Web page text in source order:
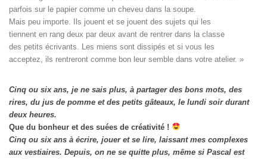
parfois sur le papier comme un cheveu dans la soupe.
Mais peu importe. Ils jouent et se jouent des sujets qui les
tiennent en rang deux par deux avant de rentrer dans la classe
des petits écrivants. Les miens sont dissipés et si vous les
acceptez, ils rentreront comme bon leur semble dans votre atelier. »
Cinq ou six ans, je ne sais plus, à partager des bons mots, des
rires, du jus de pomme et des petits gâteaux, le lundi soir durant
deux heures.
Que du bonheur et des suées de créativité !
Cinq ou six ans à écrire, jouer et se lire, laissant mes complexes
aux vestiaires. Depuis, on ne se quitte plus, même si Pascal est